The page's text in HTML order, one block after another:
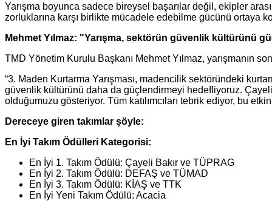
Yarışma boyunca sadece bireysel başarılar değil, ekipler
zorluklarına karşı birlikte mücadele edebilme gücünü ortaya
Mehmet Yılmaz: "Yarışma, sektörün güvenlik kültürünü
TMD Yönetim Kurulu Başkanı Mehmet Yılmaz, yarışmanın
“3. Maden Kurtarma Yarışması, madencilik sektöründeki
güvenlik kültürünü daha da güçlendirmeyi hedefliyoruz.
olduğumuzu gösteriyor. Tüm katılımcıları tebrik ediyor, bu
Dereceye giren takımlar şöyle:
En İyi Takım Ödülleri Kategorisi:
En İyi 1. Takım Ödülü: Çayeli Bakır ve TÜPRAG
En İyi 2. Takım Ödülü: DEFAŞ ve TÜMAD
En İyi 3. Takım Ödülü: KİAŞ ve TTK
En İyi Yeni Takım Ödülü: Acacia